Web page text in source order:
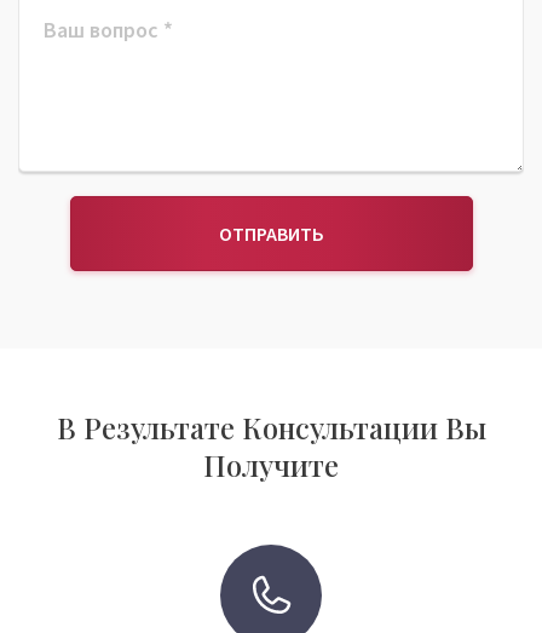
ОТПРАВИТЬ
В Результате Консультации Вы
Получите